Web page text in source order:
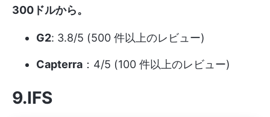
300ドルから。
G2: 3.8/5 (500 件以上のレビュー)
Capterra ：4/5 (100 件以上のレビュー)
9.IFS